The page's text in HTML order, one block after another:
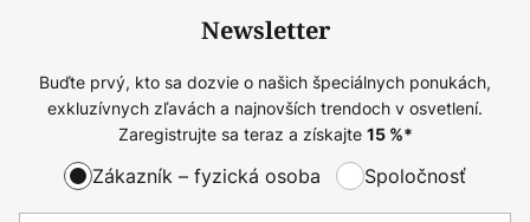
Newsletter
Buďte prvý, kto sa dozvie o našich špeciálnych ponukách,
exkluzívnych zľavách a najnovších trendoch v osvetlení.
Zaregistrujte sa teraz a získajte 15%*
Zákazník – fyzická osoba Spoločnosť